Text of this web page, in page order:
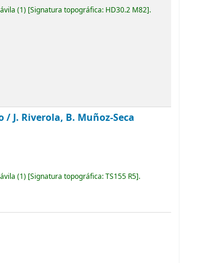
(1) Signatura topográfica: HD30.2 M82 .
/J. Riverola, B. Muñoz-Seca
(1) Signatura topográfica:TS155 R5 .